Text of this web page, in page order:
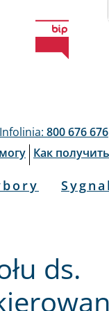
Infolinia: 800 676 676
Как
ds.